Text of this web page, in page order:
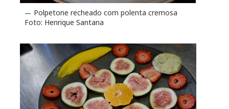
Polpetone recheado com polenta cremosa
Foto: Henrique Santana